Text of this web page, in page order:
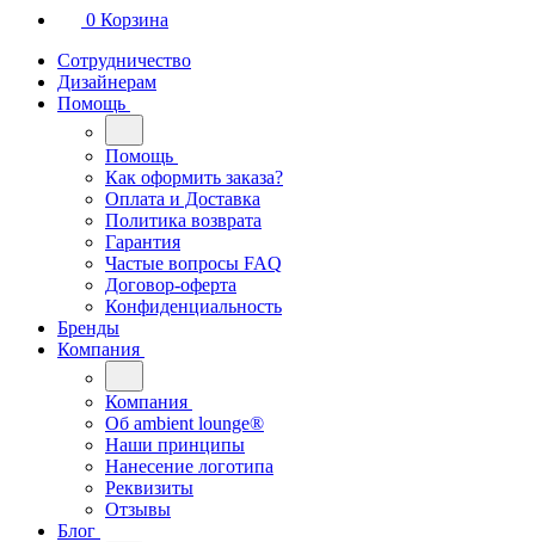
0 Корзина
Сотрудничество
Дизайнерам
Помощь
Помощь
Как оформить заказа?
Оплата и Доставка
Политика возврата
Гарантия
Частые вопросы FAQ
Договор-оферта
Конфиденциальность
Бренды
Компания
Компания
Oб ambient lounge®
Наши принципы
Нанесение логотипа
Реквизиты
Отзывы
Блог